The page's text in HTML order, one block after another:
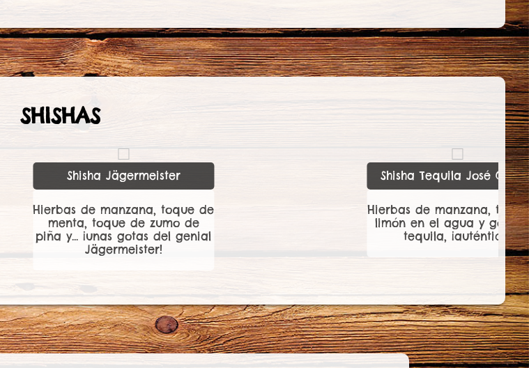
SHISHAS
Shisha Tequila José Cuervo
Hierbas de manzana, toque de
limón en el agua y gotas de
tequila, ¡auténtico!
Shishas Clásicas
Manzana, Manzana
Banana/coco, Fresa,
Fresa/Sandía, Fresa/